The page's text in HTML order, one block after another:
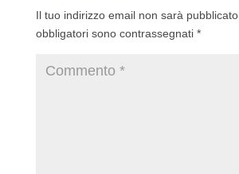
Il tuo indirizzo email non sarà pubblicato.
obbligatori sono contrassegnati *